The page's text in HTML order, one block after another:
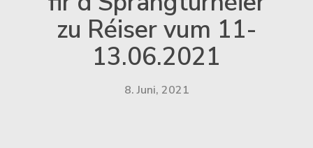
zu Réiser vum 11-
13.06.2021
8. Juni, 2021